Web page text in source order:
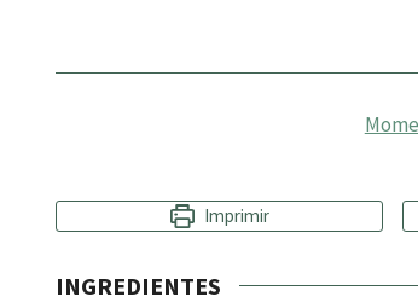
Imprimir
INGREDIENTES